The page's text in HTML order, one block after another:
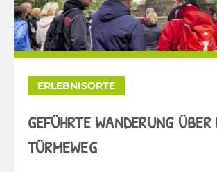
ERLEBNISORTE
GEFÜHRTE WANDERUNG
TÜRMEWEG